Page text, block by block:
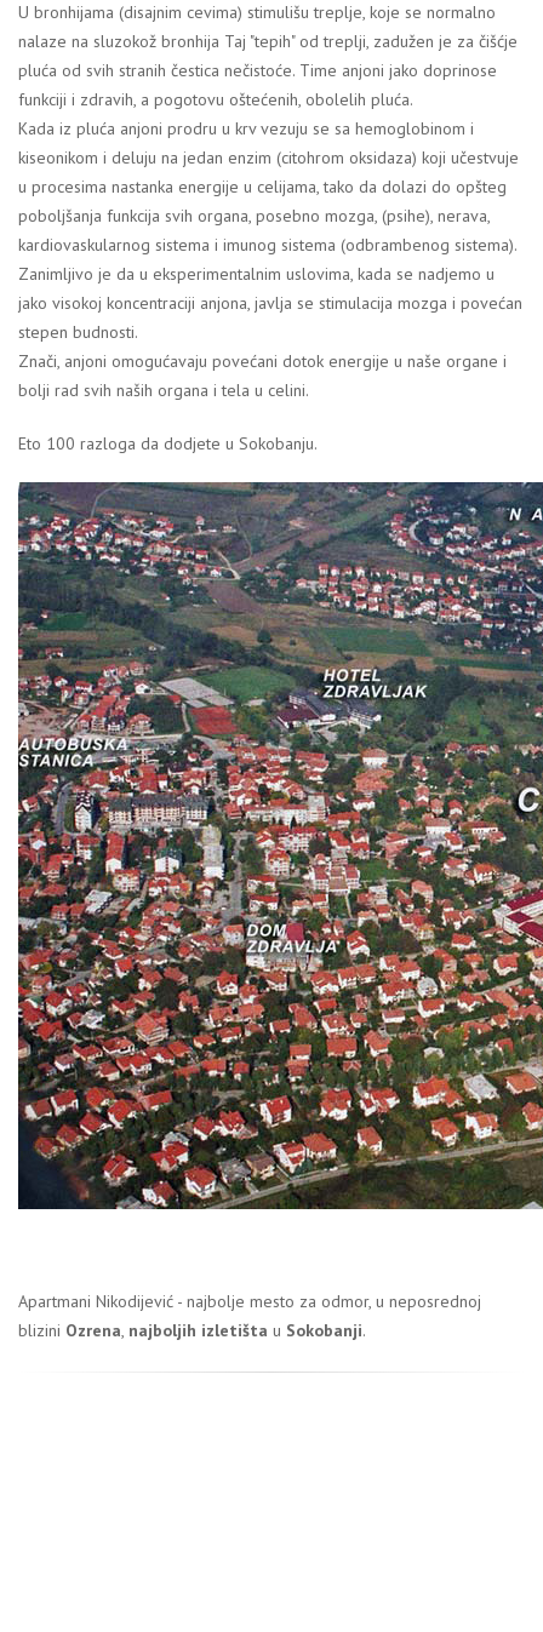
U bronhijama (disajnim cevima) stimulišu treplje, koje se normalno
nalaze na sluzokož bronhija Taj "tepih" od treplji, zadužen je za čišćje
pluća od svih stranih čestica nečistoće. Time anjoni jako doprinose
funkciji i zdravih, a pogotovu oštećenih, obolelih pluća.
Kada iz pluća anjoni prodru u krv vezuju se sa hemoglobinom i
kiseonikom i deluju na jedan enzim (citohrom oksidaza) koji učestvuje
u procesima nastanka energije u celijama, tako da dolazi do opšteg
poboljšanja funkcija svih organa, posebno mozga, (psihe), nerava,
kardiovaskularnog sistema i imunog sistema (odbrambenog sistema).
Zanimljivo je da u eksperimentalnim uslovima, kada se nadjemo u
jako visokoj koncentraciji anjona, javlja se stimulacija mozga i povećan
stepen budnosti.
Znači, anjoni omogućavaju povećani dotok energije u naše organe i
bolji rad svih naših organa i tela u celini.
Eto 100 razloga da dodjete u Sokobanju.
Apartmani Nikodijević - najbolje mesto za odmor, u neposrednoj
blizini Ozrena, najboljih izletišta u Sokobanji.